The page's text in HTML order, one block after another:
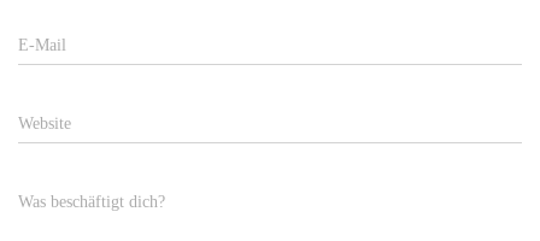
E-Mail
Website
Was beschäftigt dich?